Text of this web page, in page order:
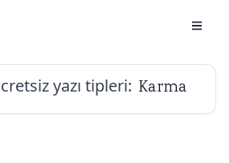
yazı tipleri: Karma